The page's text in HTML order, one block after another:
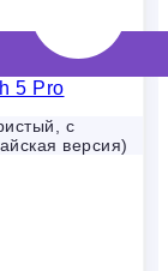
с
версия)